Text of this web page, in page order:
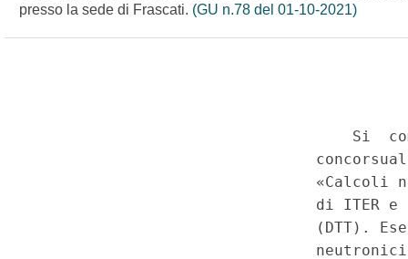
presso la sede di Frascati. (GU n.78 del 01-10-2021)